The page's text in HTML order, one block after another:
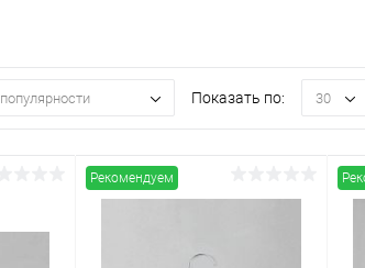
популярности Показать по: 30
Рекомендуем